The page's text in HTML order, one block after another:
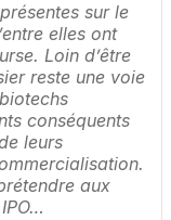
sur le
elles ont
Loin d’être
reste une voie
conséquents
leurs
aux